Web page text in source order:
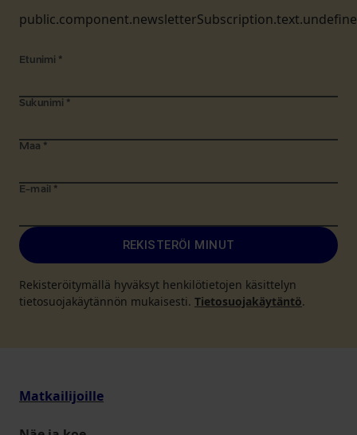
Etunimi *
Sukunimi *
Maa *
E-mail *
REKISTERÖI MINUT
Rekisteröitymällä hyväksyt henkilötietojen käsittelyn
tietosuojakäytännön mukaisesti. Tietosuojakäytäntö.
Matkailijoille